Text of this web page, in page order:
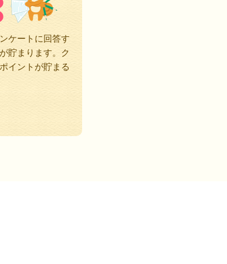
ケートに回答す
貯まります。ク
イントが貯まる